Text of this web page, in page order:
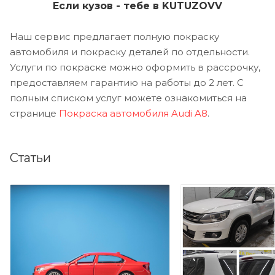
Если кузов - тебе в KUTUZOVV
Наш сервис предлагает полную покраску
автомобиля и покраску деталей по отдельности.
Услуги по покраске можно оформить в рассрочку,
предоставляем гарантию на работы до 2 лет. С
полным списком услуг можете ознакомиться на
странице Покраска автомобиля Audi A8.
Статьи